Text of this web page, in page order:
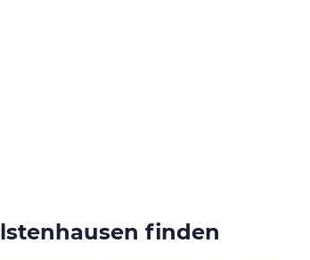
finden